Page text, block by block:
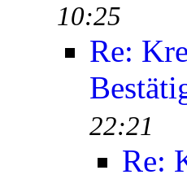
10:25
Re:
22:21
Re: